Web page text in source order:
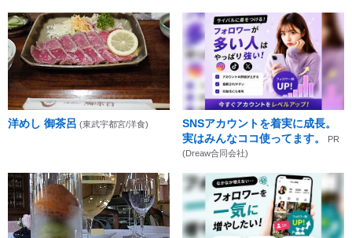
洋めし 御茶呂 (東武宇都宮/洋食)
SNSアカウントを着実に成長。
実はみんなココ使ってます。
PR
(Dreaw合同会社)